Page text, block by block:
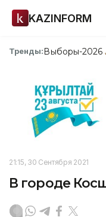
KAZINFORM
Тренды:Выборы-2026
21:15, 30 Сентября 2021
В городе